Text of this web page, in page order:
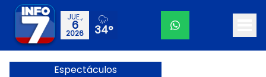
JUE.,
6
2026 34°
Espectáculos